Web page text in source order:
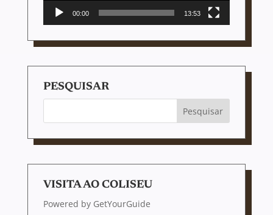
00:00 13:53
PESQUISAR
VISITA AO COLISEU
Powered by GetYourGuide